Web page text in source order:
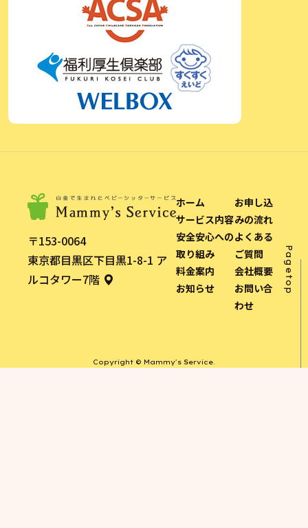
〒153-0064
東京都目黒区下目黒1-8-1 ア
ルコタワー7階
ホーム
サービス内容
安全安心への
取り組み
料金案内
お知らせ
お申し込
みの流れ
よくある
ご質問
会社概要
お問い合
わせ
Copyright © Mammy's Service.
Pagetop